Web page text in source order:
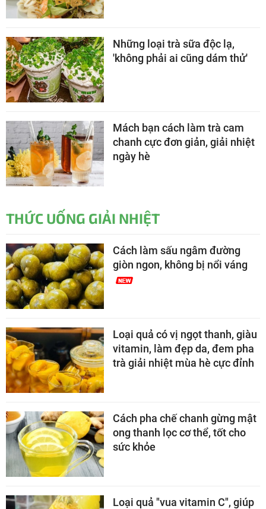
Những loại trà sữa độc lạ,
'không phải ai cũng dám thử'
Mách bạn cách làm trà cam
chanh cực đơn giản, giải nhiệt
ngày hè
THỨC UỐNG GIẢI NHIỆT
Cách làm sấu ngâm đường
giòn ngon, không bị nổi váng
Loại quả có vị ngọt thanh, giàu
vitamin, làm đẹp da, đem pha
trà giải nhiệt mùa hè cực đỉnh
Cách pha chế chanh gừng mật
ong thanh lọc cơ thể, tốt cho
sức khỏe
Loại quả "vua vitamin C", giúp